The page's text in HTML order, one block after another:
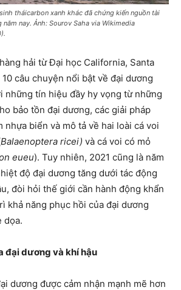
tháicarbon xanh khác đã chứng kiến nguồn tài
nay. Ảnh: Sourov Saha via Wikimedia
hải từ Đại học California, Santa
câu chuyện nổi bật về đại dương
những tín hiệu đầy hy vọng từ những
bảo tồn đại dương, các giải pháp
nhựa biển và mô tả về hai loài cá voi
Balaenoptera ricei) và cá voi có mỏ
eueu). Tuy nhiên, 2021 cũng là năm
độ đại dương tăng dưới tác động
đòi hỏi thế giới cần hành động khẩn
khả năng phục hồi của đại dương
dọa.
đại dương và khí hậu
dương được cảm nhận mạnh mẽ hơn